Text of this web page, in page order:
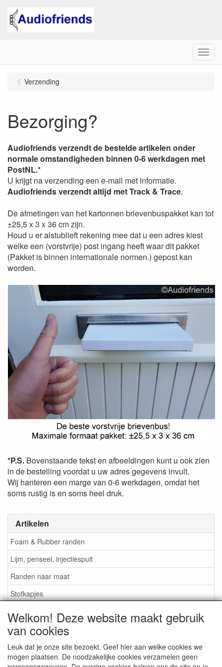
Menu
Artikelen
Foam & Rubber randen
Lijm, penseel, injectiespuit
Randen naar maat
Stofkapjes
Informatie
Foam of rubber randen?
Verzending
Bezorging?
Audiofriends verzendt de bestelde artikelen onder
normale omstandigheden binnen 0-6 werkdagen met
PostNL.*
U krijgt na verzending een e-mail met informatie.
Audiofriends verzendt altijd met Track & Trace.
De afmetingen van het kartonnen brievenbuspakket kan tot
±25,5 x 3 x 36 cm zijn.
Houd u er alstublieft rekening mee dat u een adres kiest
welke een (vorstvrije) post ingang heeft waar dit pakket
(Pakket is binnen internationale normen.) gepost kan
worden.
*P.S. Bovenstaande tekst en afbeeldingen kunt u ook zien
in de bestelling voordat u uw adres gegevens invult.
Wij hanteren een marge van 0-6 werkdagen, omdat het
soms rustig is en soms heel druk.
Welkom! Deze website maakt gebruik
van cookies
Leuk dat je onze site bezoekt. Geef hier aan welke cookies we
mogen plaatsen. De noodzakelijke cookies verzamelen geen